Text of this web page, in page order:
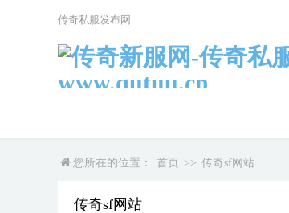
传奇私服发布网
您所在的位置： 首页 >> 传奇sf网站
传奇sf网站